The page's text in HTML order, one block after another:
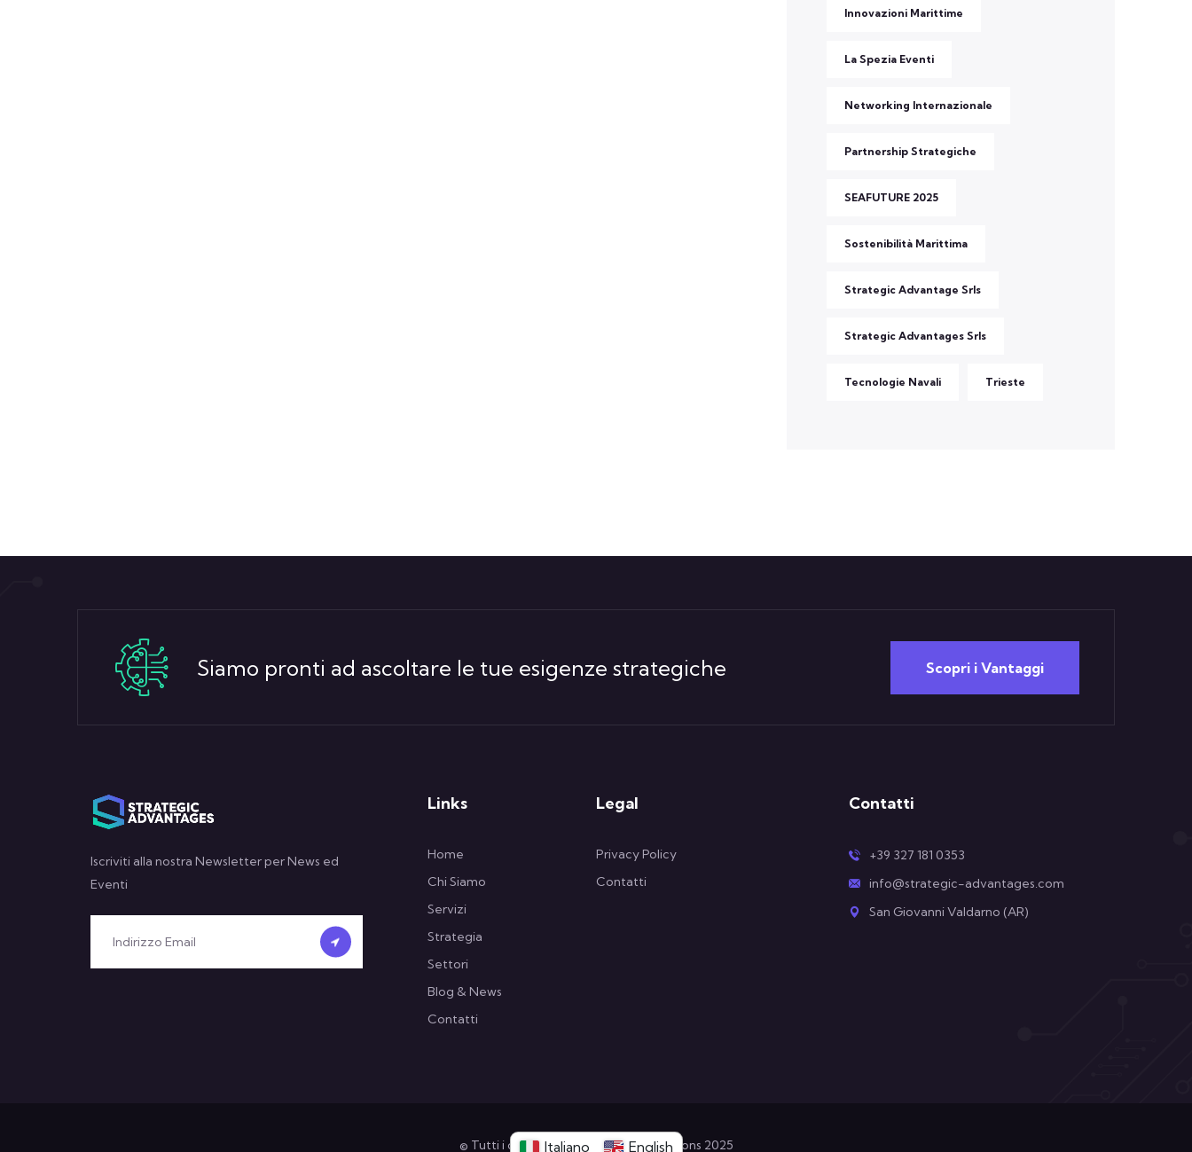
Innovazioni Marittime
La Spezia Eventi
Networking Internazionale
Partnership Strategiche
SEAFUTURE 2025
Sostenibilità Marittima
Strategic Advantage Srls
Strategic Advantages Srls
Tecnologie Navali Trieste
Siamo pronti ad ascoltare le tue esigenze strategiche Scopri i Vantaggi
Iscriviti alla nostra Newsletter per News ed
Eventi
Links
Home
Chi Siamo
Servizi
Strategia
Settori
Blog & News
Contatti
Legal
Privacy Policy
Contatti
Contatti
+39 327 181 0353
info@strategic-advantages.com
San Giovanni Valdarno (AR)
© Tutti i diritti riservati Strategic Solutions 2025
Italiano English